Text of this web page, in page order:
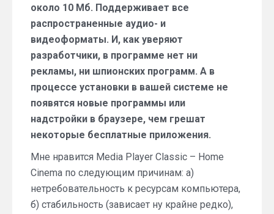
около 10 Мб. Поддерживает все
распространенные аудио- и
видеоформаты. И, как уверяют
разработчики, в программе нет ни
рекламы, ни шпионских программ. А в
процессе установки в вашей системе не
появятся новые программы или
надстройки в браузере, чем грешат
некоторые бесплатные приложения.
Мне нравится Media Player Classic – Home
Cinema по следующим причинам: а)
нетребовательность к ресурсам компьютера,
б) стабильность (зависает ну крайне редко),